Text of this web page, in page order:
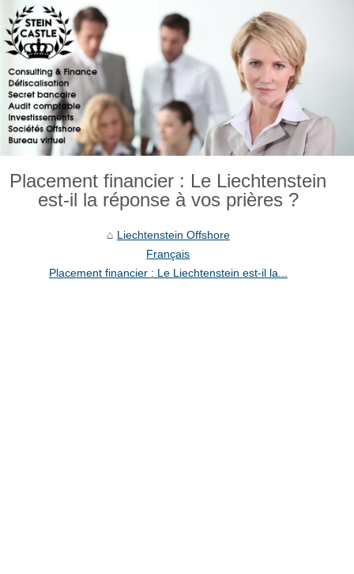
Placement financier : Le Liechtenstein
est-il la réponse à vos prières ?
Liechtenstein Offshore
Français
Placement financier : Le Liechtenstein est-il la...